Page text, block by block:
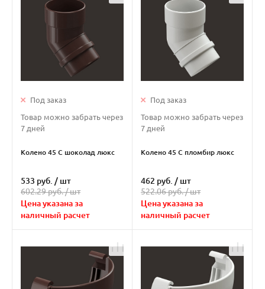
Под заказ
Товар можно забрать через
7 дней
Колено 45 С шоколад люкс
533 руб. / шт
602.29 руб. /шт
Цена указана за
наличный расчет
Под заказ
Товар можно забрать через
7 дней
Колено 45 С пломбир люкс
462 руб. / шт
522.06 руб. /шт
Цена указана за
наличный расчет